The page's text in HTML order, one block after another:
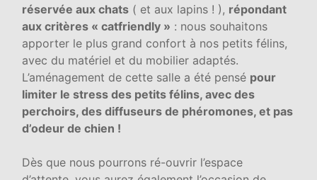
réservée aux chats ( et aux lapins ! ), répondant
aux critères « catfriendly » : nous souhaitons
apporter le plus grand confort à nos petits félins,
avec du matériel et du mobilier adaptés.
L’aménagement de cette salle a été pensé pour
limiter le stress des petits félins, avec des
perchoirs, des diffuseurs de phéromones, et pas
d’odeur de chien !
Dès que nous pourrons ré-ouvrir l’espace